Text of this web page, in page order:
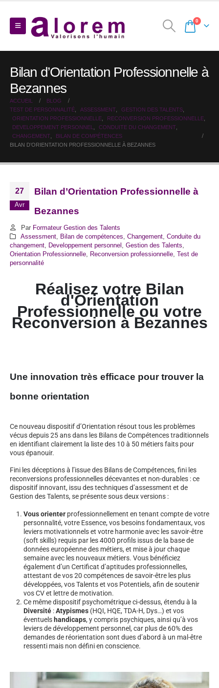
0
Bilan d’Orientation Professionnelle à
Bezannes
ACCUEIL
BLOG
TEST DE PERSONNALITÉ
ASSESSMENT GESTION DES TALENTS
ORIENTATION PROFESSIONNELLE
RECONVERSION PROFESSIONNELLE
DEVELOPPEMENT PERSONNEL
CONDUITE DU CHANGEMENT
CHANGEMENT
BILAN DE COMPÉTENCES
BILAN D’ORIENTATION PROFESSIONNELLE À BEZANNES
27
Avr
Bilan d’Orientation Professionnelle à
Bezannes
Par Formateur Gestion des Talents
Assessment, Bilan de compétences Changement, Conduite du
changement
Developpement personnel Gestion des Talents
Orientation Professionnelle
Reconversion professionnelle Test de
personnalité
Réalisez votre Bilan
d'Orientation
Professionnelle ou votre
Reconversion à Bezannes
Une innovation très efficace pour trouver la
bonne orientation
Ce nouveau dispositif d’Orientation résout tous les problèmes
vécus depuis 25 ans dans les Bilans de Compétences traditionnels
en identifiant clairement la liste des 10 à 50 métiers faits pour
vous épanouir.
Fini les déceptions à l’issue des Bilans de Compétences, fini les
reconversions professionnelles décevantes et non-durables : ce
dispositif innovant, issu des techniques d’assessment et de
Gestion des Talents, se présente sous deux versions :
Vous orienter professionnellement en tenant compte de votre
personnalité, votre Essence, vos besoins fondamentaux, vos
leviers motivationnels et votre harmonie avec les savoir-être
(soft skills) requis par les 4000 profils issus de la base de
données européenne des métiers, et mise à jour chaque
semaine avec les nouveaux métiers. Vous bénéficiez
également d’un Certificat d’aptitudes professionnelles,
attestant de vos 20 compétences de savoir-être les plus
développées, vos Talents et vos Potentiels, afin de soutenir
vos CV et lettre de motivation.
Ce même dispositif psychométrique ci-dessus, étendu à la
Diversité :Atypismes (HQI, HQE, TDA-H, Dys…) et vos
éventuels handicaps, y compris psychiques, ainsi qu’à vos
leviers de développement personnel, car plus de 60% des
demandes de réorientation sont dues d’abord à un mal-être
ressenti mais non défini en conscience.